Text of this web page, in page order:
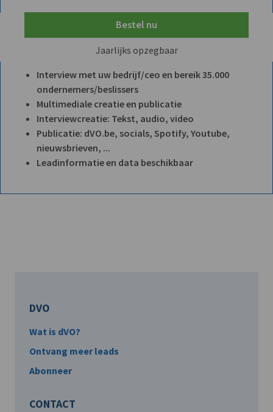
Bestel nu
Jaarlijks opzegbaar
Interview met uw bedrijf/ceo en bereik 35.000
ondernemers/beslissers
Multimediale creatie en publicatie
Interviewcreatie: Tekst, audio, video
Publicatie: dVO.be, socials, Spotify, Youtube,
nieuwsbrieven, ...
Leadinformatie en data beschikbaar
DVO
Wat is dVO?
Ontvang meer leads
Abonneer
CONTACT